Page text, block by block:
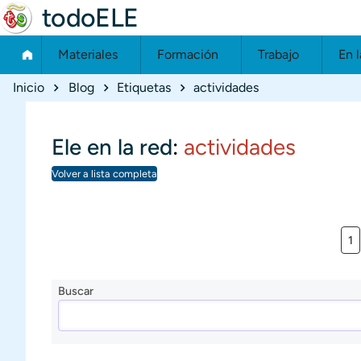
todoELE
Materiales Formación Trabajo En
Ruta de navegación
Inicio Blog Etiquetas actividades
Ele en la red: actividades
Volver a lista completa
1
Buscar